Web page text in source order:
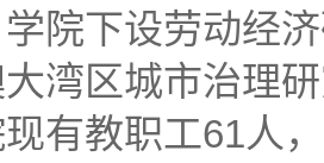
院下设劳动经
湾区城市治理
有教职工61人